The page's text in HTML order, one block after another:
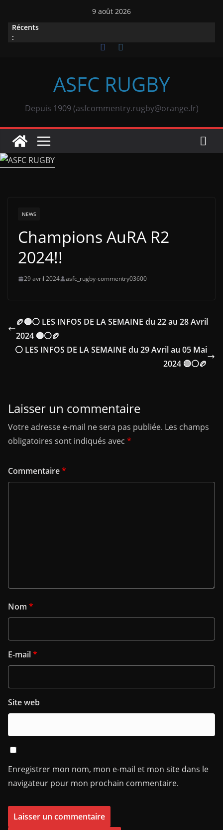
contenu
9 août 2026
Récents
:
ASFC RUGBY
Depuis 1909 (asfcommentry.rugby@orange.fr)
NEWS
Champions AuRA R2
2024!!
29 avril 2024 asfc_rugby-commentry03600
🏉🔴⚪ LES INFOS DE LA SEMAINE du 22 au 28 Avril
2024 🔴⚪🏉
⚪ LES INFOS DE LA SEMAINE du 29 Avril au 05 Mai
2024 🔴⚪🏉
Laisser un commentaire
Votre adresse e-mail ne sera pas publiée. Les champs
obligatoires sont indiqués avec *
Commentaire*
Nom *
E-mail*
Site web
Enregistrer mon nom, mon e-mail et mon site dans le
navigateur pour mon prochain commentaire.